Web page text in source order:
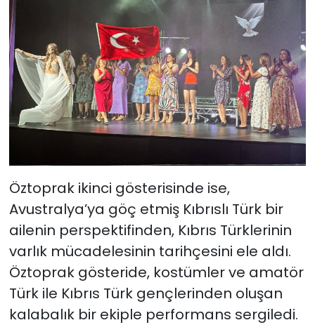
Öztoprak ikinci gösterisinde ise,
Avustralya’ya göç etmiş Kıbrıslı Türk bir
ailenin perspektifinden, Kıbrıs Türklerinin
varlık mücadelesinin tarihçesini ele aldı.
Öztoprak gösteride, kostümler ve amatör
Türk ile Kıbrıs Türk gençlerinden oluşan
kalabalık bir ekiple performans sergiledi.